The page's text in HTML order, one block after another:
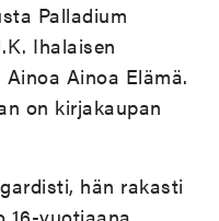
Palladium
Ihalaisen
Ainoa Elämä.
on kirjakaupan
hän rakasti